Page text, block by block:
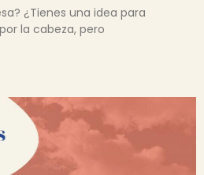
¿Tienes una idea para
la cabeza, pero